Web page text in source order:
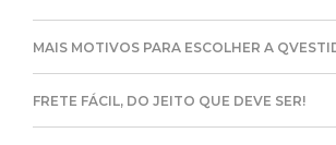
MAIS MOTIVOS PARA ESCOLHER A
FRETE FÁCIL, DO JEITO QUE DEVE SER!